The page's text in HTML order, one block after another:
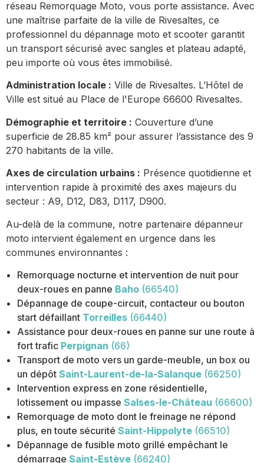
réseau Remorquage Moto, vous porte assistance. Avec
une maîtrise parfaite de la ville de Rivesaltes, ce
professionnel du dépannage moto et scooter garantit
un transport sécurisé avec sangles et plateau adapté,
peu importe où vous êtes immobilisé.
Administration locale : Ville de Rivesaltes. L’Hôtel de
Ville est situé au Place de l'Europe 66600 Rivesaltes.
Démographie et territoire : Couverture d’une
superficie de 28.85 km² pour assurer l’assistance des 9
270 habitants de la ville.
Axes de circulation urbains : Présence quotidienne et
intervention rapide à proximité des axes majeurs du
secteur : A9, D12, D83, D117, D900.
Au-delà de la commune, notre partenaire dépanneur
moto intervient également en urgence dans les
communes environnantes :
Remorquage nocturne et intervention de nuit pour
deux-roues en panne Baho (66540)
Dépannage de coupe-circuit, contacteur ou bouton
start défaillant Torreilles (66440)
Assistance pour deux-roues en panne sur une route à
fort trafic Perpignan (66)
Transport de moto vers un garde-meuble, un box ou
un dépôt Saint-Laurent-de-la-Salanque (66250)
Intervention express en zone résidentielle,
lotissement ou impasse Salses-le-Château (66600)
Remorquage de moto dont le freinage ne répond
plus, en toute sécurité Saint-Hippolyte (66510)
Dépannage de fusible moto grillé empêchant le
démarrage Saint-Estève (66240)